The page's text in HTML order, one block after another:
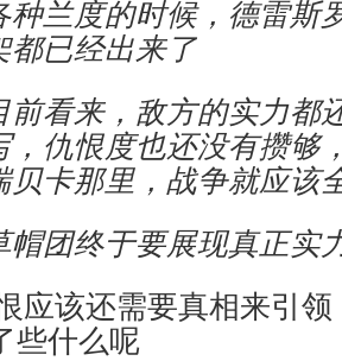
种兰度的时候，德雷斯
都已经出来了
前看来，敌方的实力都
，仇恨度也还没有攒够
贝卡那里，战争就应该
帽团终于要展现真正实
应该还需要真相来引
些什么呢